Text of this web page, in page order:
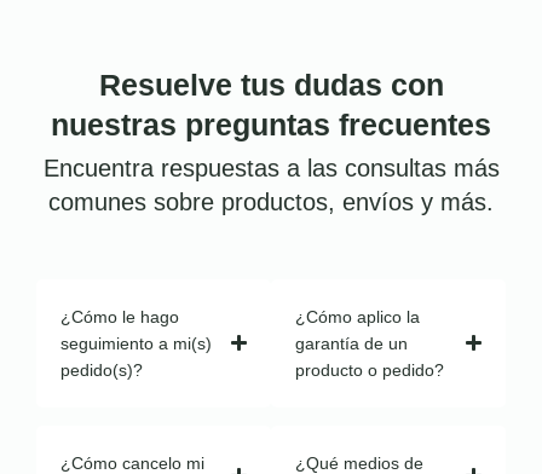
Resuelve tus dudas con
nuestras preguntas frecuentes
Encuentra respuestas a las consultas más
comunes sobre productos, envíos y más.
¿Cómo le hago
seguimiento a mi(s)
pedido(s)?
¿Cómo cancelo mi
¿Cómo aplico la
garantía de un
producto o pedido?
¿Qué medios de